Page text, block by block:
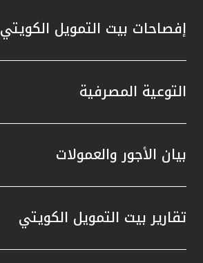
إفصاحات بيت التمويل الكويتي
التوعية المصرفية
بيان الأجور والعمولات
تقارير بيت التمويل الكويتي